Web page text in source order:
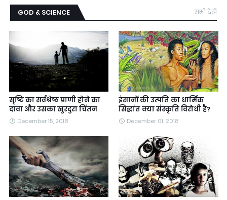
GOD & SCIENCE सभी देखें
सृष्टि का सर्वश्रेष्ठ प्राणी होने का
दावा और उसका खुरदुरा चिंतन
December 15, 2018
इंसानों की उत्पति का धार्मिक
सिद्धांत क्या संस्कृति विरोधी है?
December 01, 2018